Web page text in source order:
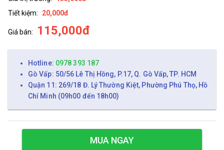
Tiết kiệm:
20,000đ
Giá bán: 115,000đ
Hotline: 0978 393 187
Gò Vấp: 50/56 Lê Thị Hồng, P.17, Q. Gò Vấp, TP. HCM
Quận 11: 269/18 Đ. Lý Thường Kiệt, Phường Phú Thọ, Hồ
Chí Minh (09h00 đến 18h00)
MUA NGAY